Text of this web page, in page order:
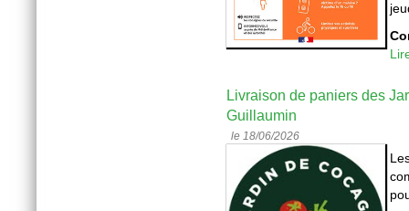
Livraison de paniers des
Guillaumin
le 18/06/2026